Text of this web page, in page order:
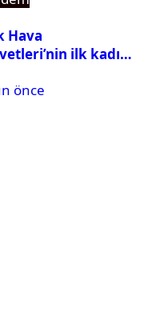
Hava
ilk kadın
hakkında
önce